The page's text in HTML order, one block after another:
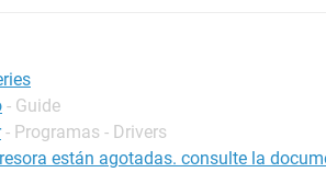
- Guide
- Programas - Drivers
están agotadas. consulte la